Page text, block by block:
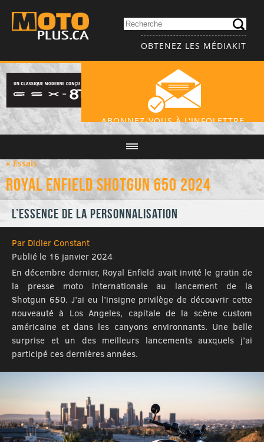
OBTENEZ LES MÉDIAKIT
ABONNEZ-VOUS À L'INFOLETTRE
« Essais
Royal Enfield Shotgun 650 2024
L’essence de la personnalisation
Par Didier Constant
Publié le 16 janvier 2024
En décembre dernier, Royal Enfield avait invité le gratin de
la presse moto internationale au lancement de la
Shotgun 650. J’ai eu l’insigne privilège de découvrir cette
nouveauté à Los Angeles, capitale de la scène custom
américaine et dans les canyons environnants. Une belle
surprise et un des meilleurs lancements auxquels j’ai
participé ces dernières années.